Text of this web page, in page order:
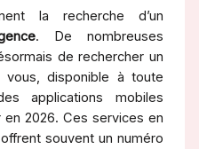
la recherche d’un
. De nombreuses
de rechercher un
disponible à toute
applications mobiles
2026. Ces services en
souvent un numéro